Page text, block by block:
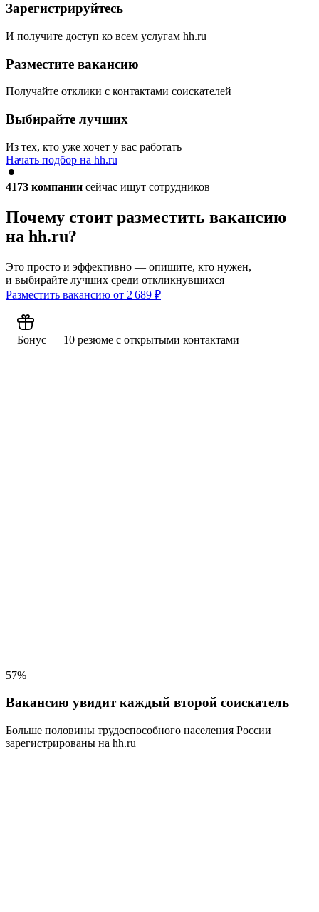
Зарегистрируйтесь
И получите доступ ко всем услугам hh.ru
Разместите вакансию
Получайте отклики с контактами соискателей
Выбирайте лучших
Из тех, кто уже хочет у вас работать
Начать подбор на hh.ru
4173 компании сейчас ищут сотрудников
Почему стоит разместить вакансию
на hh.ru?
Это просто и эффективно — опишите, кто нужен,
и выбирайте лучших среди откликнувшихся
Разместить вакансию от 2 689 ₽
Бонус — 10 резюме с открытыми контактами
57%
Вакансию увидит каждый второй соискатель
Больше половины трудоспособного населения России
зарегистрированы на hh.ru